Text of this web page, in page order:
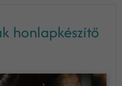
honlapkészítő